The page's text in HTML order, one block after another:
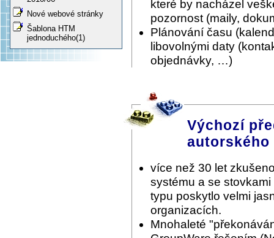
Nové webové stránky
Šablona HTM
jednoduchého(1)
které by nacházel
pozornost (maily,
Plánování času
libovolnými daty
objednávky, …)
Výchozí
autorského
více než 30 let
systému a se
typu poskytlo velmi
organizacích.
Mnohaleté